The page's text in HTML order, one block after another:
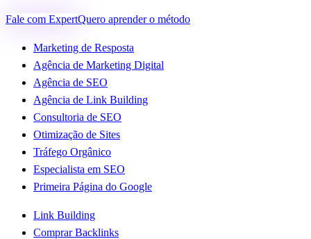
Fale com ExpertQuero aprender o método
Marketing de Resposta
Agência de Marketing Digital
Agência de SEO
Agência de Link Building
Consultoria de SEO
Otimização de Sites
Tráfego Orgânico
Especialista em SEO
Primeira Página do Google
Link Building
Comprar Backlinks